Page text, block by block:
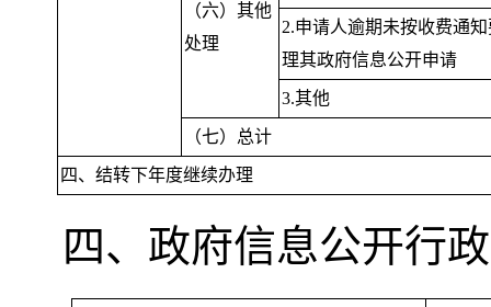
（六）其他
处理
2.申请人逾期未按收费通
理其政府信息公开申请
3.其他
（七）总计
四、结转下年度继续办理
四、政府信息公开行